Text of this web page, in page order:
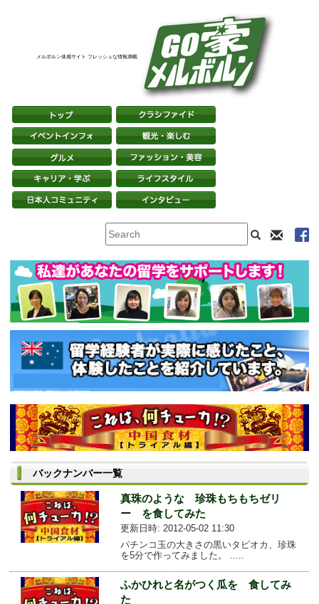
メルボルン体感サイト フレッシュな情報満載
バックナンバー一覧
真珠のような 珍珠もちもちゼリ
ー を食してみた
更新日時: 2012-05-02 11:30
パチンコ玉の大きさの黒いタピオカ、珍珠
を5分で作ってみました。 .....
ふかひれと名がつく瓜を 食してみ
た